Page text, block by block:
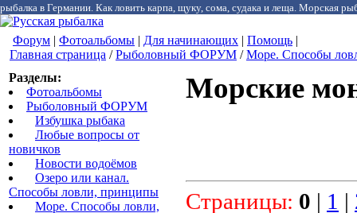
рыбалка в Германии. Как ловить карпа, щуку, сома, судака и леща. Морская
Форум | Фотоальбомы | Для начинающих | Помощь |
Главная страница /Рыболовный ФОРУМ /Море. Способы
Разделы:
Фотоальбомы
Рыболовный ФОРУМ
Избушка рыбака
Любые вопросы от
новичков
Новости водоёмов
Озеро или канал.
Способы ловли, принципы
Море. Способы ловли,
Морские
Страницы: 0 | 1 |